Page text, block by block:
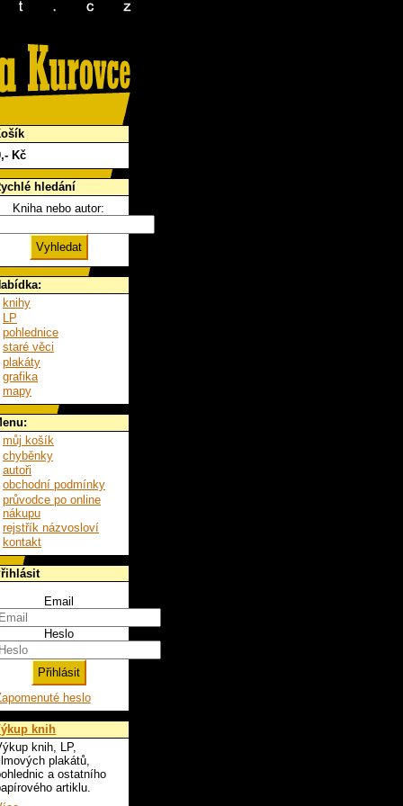
,- Kč
hledání
Kniha nebo autor:
knihy
LP
pohlednice
staré věci
plakáty
grafika
mapy
můj košík
chyběnky
autoři
obchodní podmínky
průvodce po online
nákupu
rejstřík názvosloví
kontakt
Email
Heslo
heslo
knih
knih, LP,
plakátů,
a ostatního
artiklu.